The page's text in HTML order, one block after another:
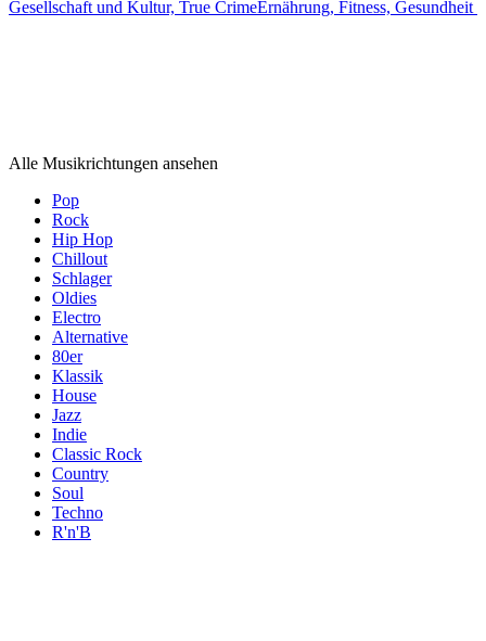
Gesellschaft und Kultur, True CrimeErnährung, Fitness, Gesundheit
Alle Musikrichtungen ansehen
Pop
Rock
Hip Hop
Chillout
Schlager
Oldies
Electro
Alternative
80er
Klassik
House
Jazz
Indie
Classic Rock
Country
Soul
Techno
R'n'B